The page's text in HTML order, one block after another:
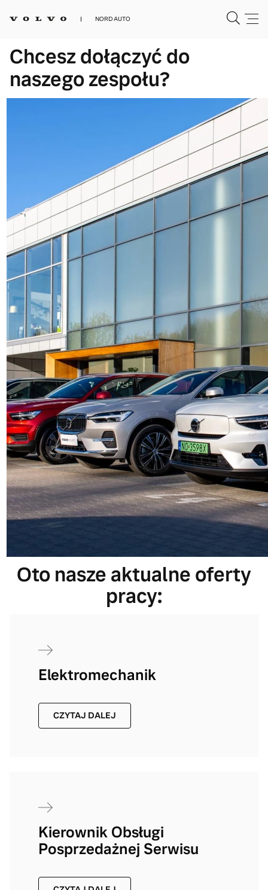
NORD AUTO
Chcesz dołączyć do
naszego zespołu?
Oto nasze aktualne oferty
pracy:
Elektromechanik
CZYTAJ DALEJ
Kierownik Obsługi
Posprzedażnej Serwisu